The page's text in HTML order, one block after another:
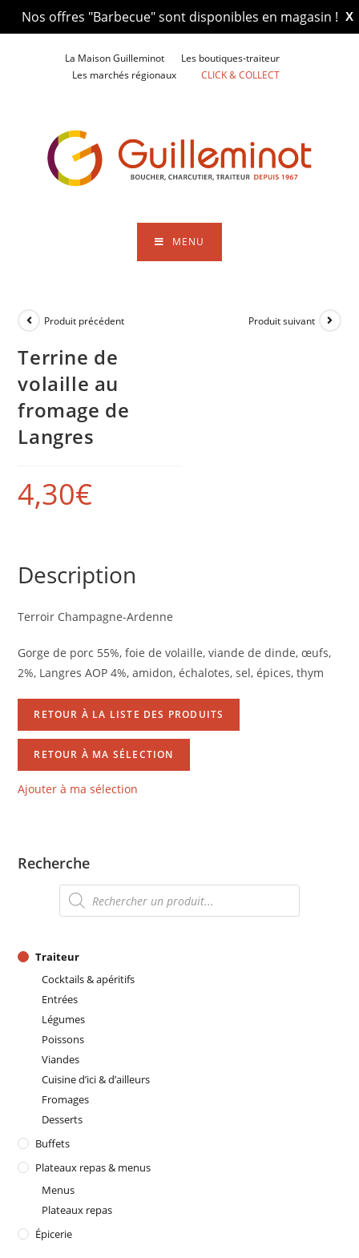
X
Nos offres "Barbecue" sont disponibles en magasin !
La Maison Guilleminot
Les boutiques-traiteur
Les marchés régionaux
CLICK & COLLECT
MENU
Produit précédent Produit suivant
Terrine de
volaille au
fromage de
Langres
4,30€
Description
Terroir Champagne-Ardenne
Gorge de porc 55%, foie de volaille, viande de dinde, œufs,
2%, Langres AOP 4%, amidon, échalotes, sel, épices, thym
RETOUR À LA LISTE DES PRODUITS
RETOUR À MA SÉLECTION
Ajouter à ma sélection
Recherche
Recherche
de
produits
Traiteur
Cocktails & apéritifs
Entrées
Légumes
Poissons
Viandes
Cuisine d’ici & d’ailleurs
Fromages
Desserts
Buffets
Plateaux repas & menus
Menus
Plateaux repas
Épicerie